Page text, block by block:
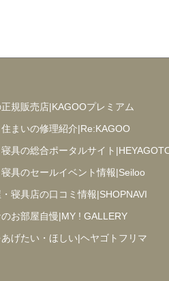
規販売店|KAGOOプレミアム
まいの修理紹介|Re:KAGOO
具の総合ポータルサイト
具のセールイベント情報|Seiloo
寝具店の口コミ情報|SHOPNAVI
お部屋自慢|MY ! GALLERY
げたい・ほしい|ヘヤゴトフリマ